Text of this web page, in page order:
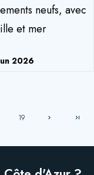
neufs, avec
et mer
2026
19